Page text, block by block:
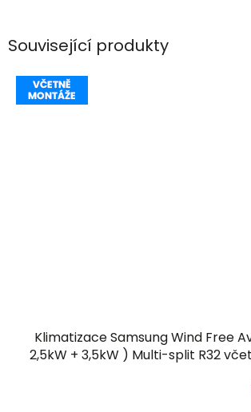
Související produkty
Klimatizace Samsung Wind Free
2,5kW + 3,5kW ) Multi-split R32